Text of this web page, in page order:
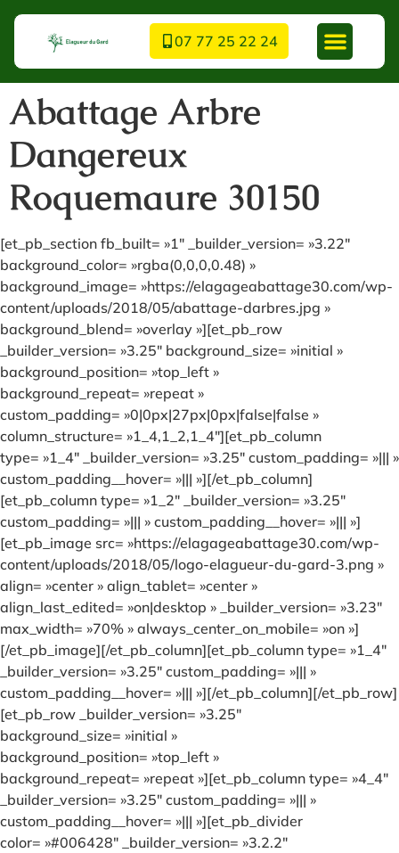
07 77 25 22 24
Abattage Arbre
Dangereux
Roquemaure 30150
[et_pb_section fb_built= »1″ _builder_version= »3.22″
background_color= »rgba(0,0,0,0.48) »
background_image= »https://elagageabattage30.com/wp-
content/uploads/2018/05/abattage-darbres.jpg »
background_blend= »overlay »][et_pb_row
_builder_version= »3.25″ background_size= »initial »
background_position= »top_left »
background_repeat= »repeat »
custom_padding= »0|0px|27px|0px|false|false »
column_structure= »1_4,1_2,1_4″][et_pb_column
type= »1_4″ _builder_version= »3.25″ custom_padding= »||| »
custom_padding__hover= »||| »][/et_pb_column]
[et_pb_column type= »1_2″ _builder_version= »3.25″
custom_padding= »||| » custom_padding__hover= »||| »]
[et_pb_image src= »https://elagageabattage30.com/wp-
content/uploads/2018/05/logo-elagueur-du-gard-3.png »
align= »center » align_tablet= »center »
align_last_edited= »on|desktop » _builder_version= »3.23″
max_width= »70% » always_center_on_mobile= »on »]
[/et_pb_image][/et_pb_column][et_pb_column type= »1_4″
_builder_version= »3.25″ custom_padding= »||| »
custom_padding__hover= »||| »][/et_pb_column][/et_pb_row]
[et_pb_row _builder_version= »3.25″
background_size= »initial »
background_position= »top_left »
background_repeat= »repeat »][et_pb_column type= »4_4″
_builder_version= »3.25″ custom_padding= »||| »
custom_padding__hover= »||| »][et_pb_divider
color= »#006428″ _builder_version= »3.2.2″